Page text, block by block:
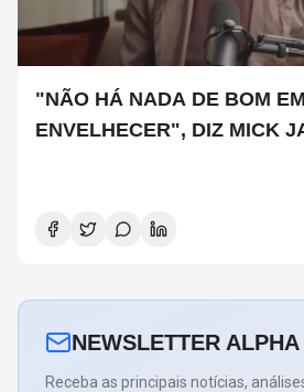
"NÃO HÁ NADA DE BOM EM
ENVELHECER", DIZ MICK
NEWSLETTER
Receba as principais notícias,